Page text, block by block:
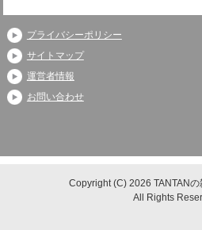
プライバシーポリシー
サイトマップ
運営者情報
お問い合わせ
Copyright (C) 2026 TANTAN
All Rights